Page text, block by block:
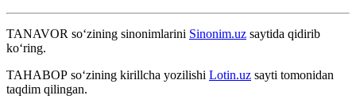
TANAVOR so‘zining sinonimlarini Sinonim.uz saytida qidirib
ko‘ring.
ТАНАВОР so‘zining kirillcha yozilishi Lotin.uz sayti tomonidan
taqdim qilingan.